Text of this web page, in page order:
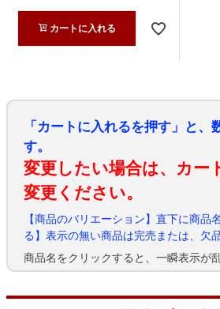
カートに入れる
「カートに入れるを押す」と、
す。
変更したい場合は、カー
変更ください。
【商品のバリエーション】直下に商品
る】表示の無い商品は完売または、欠
商品名をクリックすると、一瞬表示が